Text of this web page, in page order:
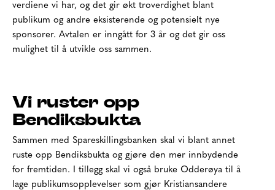
verdiene vi har, og det gir økt troverdighet blant
publikum og andre eksisterende og potensielt nye
sponsorer. Avtalen er inngått for 3 år og det gir oss
mulighet til å utvikle oss sammen.
Vi ruster opp
Bendiksbukta
Sammen med Spareskillingsbanken skal vi blant annet
ruste opp Bendiksbukta og gjøre den mer innbydende
for fremtiden. I tillegg skal vi også bruke Odderøya til å
lage publikumsopplevelser som gjør Kristiansandere